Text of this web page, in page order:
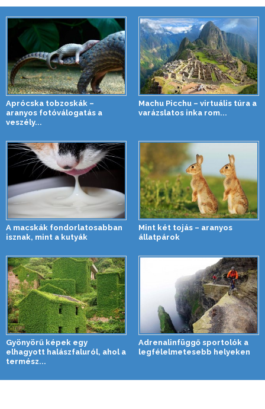
Aprócska tobzoskák –
aranyos fotóválogatás a
veszély...
Machu Picchu – virtuális túra a
varázslatos inka rom...
A macskák fondorlatosabban
isznak, mint a kutyák
Mint két tojás – aranyos
állatpárok
Gyönyörű képek egy
elhagyott halászfaluról, ahol a
termész...
Adrenalinfüggő sportolók a
legfélelmetesebb helyeken